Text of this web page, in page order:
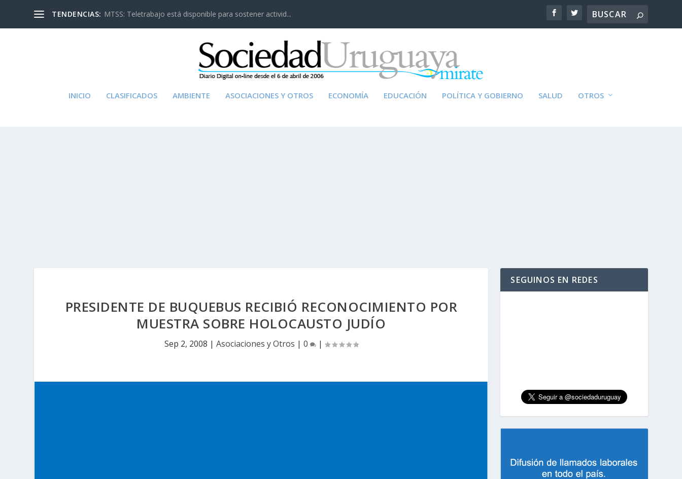
TENDENCIAS: MTSS: Teletrabajo está disponible para sostener activid...
INICIO CLASIFICADOS AMBIENTE ASOCIACIONES Y OTROS ECONOMÍA EDUCACIÓN POLÍTICA Y GOBIERNO SALUD OTROS
PRESIDENTE DE BUQUEBUS RECIBIÓ RECONOCIMIENTO POR
MUESTRA SOBRE HOLOCAUSTO JUDÍO
Sep 2, 2008 | Asociaciones y Otros | 0 |
SEGUINOS EN REDES